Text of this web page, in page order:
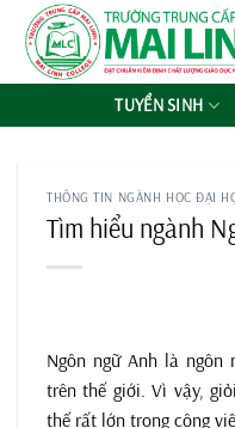
Chuyển
đến
TUYỂN SINH
THÔNG TIN NGÀNH HỌC ĐẠI
Tìm hiểu ngành
Ngôn ngữ Anh là ngôn
trên thế giới. Vì vậy,
thế rất lớn trong công